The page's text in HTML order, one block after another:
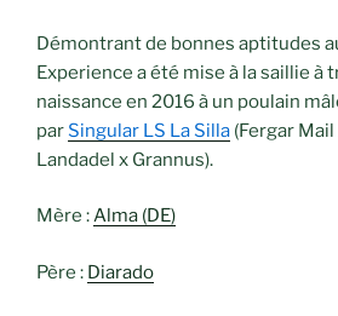
Démontrant de bonnes aptitudes
Experience a été mise à la saillie à
naissance en 2016 à un poulain
parSingular LS La Silla (Fergar
Landadel x Grannus).
Mère :Alma (DE)
Père : Diarado